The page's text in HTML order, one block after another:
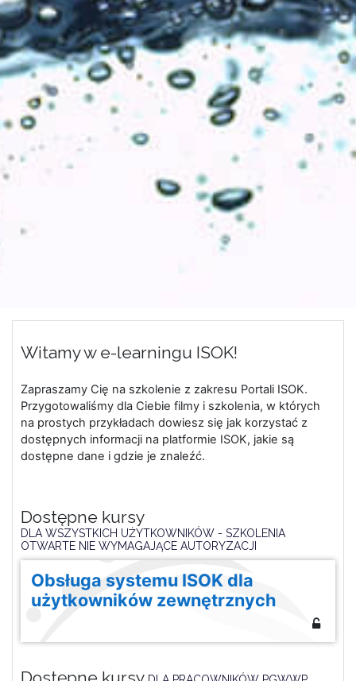
Witamy w e-learningu ISOK!
Zapraszamy Cię na szkolenie z zakresu Portali ISOK.
Przygotowaliśmy dla Ciebie filmy i szkolenia, w których
na prostych przykładach dowiesz się jak korzystać z
dostępnych informacji na platformie ISOK, jakie są
dostępne dane i gdzie je znaleźć.
Dostępne kursy
DLA WSZYSTKICH UŻYTKOWNIKÓW - SZKOLENIA
OTWARTE NIE WYMAGAJĄCE AUTORYZACJI
Obsługa systemu ISOK dla
użytkowników zewnętrznych